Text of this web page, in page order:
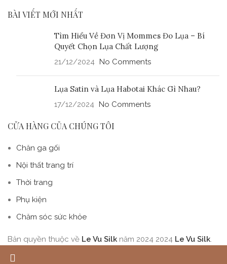
BÀI VIẾT MỚI NHẤT
Tìm Hiểu Về Đơn Vị Mommes Đo Lụa – Bí
Quyết Chọn Lụa Chất Lượng
21/12/2024 No Comments
Lụa Satin và Lụa Habotai Khác Gì Nhau?
17/12/2024 No Comments
CỬA HÀNG CỦA CHÚNG TÔI
Chăn ga gối
Nội thất trang trí
Thời trang
Phụ kiện
Chăm sóc sức khỏe
Bản quyền thuộc về Le Vu Silk năm 2024 2024 Le Vu Silk.